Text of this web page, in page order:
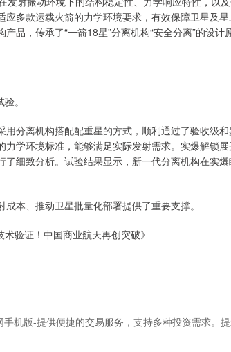
多款运载火箭的力学环境要求，有效保障卫星及
品，传承了“一箭18星”分离机构“安全分离”的设
。
用分离机构搭配配重星的方式，顺利通过了验收级
力学环境标准，能够满足实际发射需求。实爆解锁
了细致分析。试验结果显示，新一代分离机构在实
本、推动卫星批量化部署提供了重要支撑。
验证！中国商业航天再创突破》
机版-提供便捷的交易服务，支持多种投资需求。